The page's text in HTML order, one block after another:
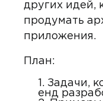
других идей,
продумать
приложения.
План:
1. Задачи,
енд